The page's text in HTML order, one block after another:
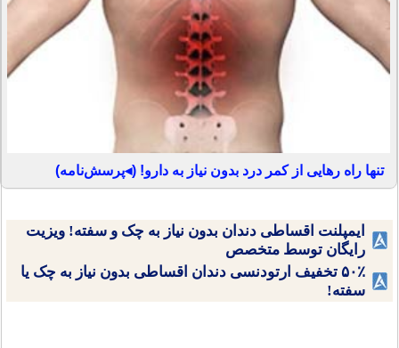
تنها راه رهایی از کمر درد بدون نیاز به دارو! (◂پرسش‌نامه)
ایمپلنت اقساطی دندان بدون نیاز به چک و سفته! ویزیت
رایگان توسط متخصص
۵۰٪ تخفیف ارتودنسی دندان اقساطی بدون نیاز به چک یا
سفته!